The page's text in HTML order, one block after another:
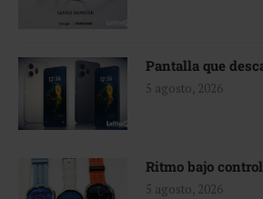
Pantalla que
5 agosto, 2026
Ritmo bajo control
5 agosto, 2026